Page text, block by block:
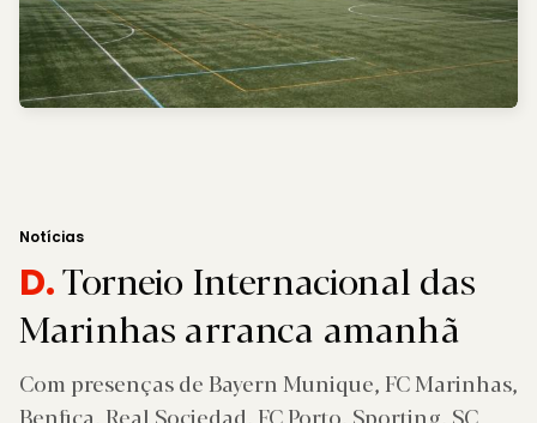
Notícias
D.Torneio Internacional das
Marinhas arranca amanhã
Com presenças de Bayern Munique, FC Marinhas,
Benfica, Real Sociedad, FC Porto, Sporting, SC